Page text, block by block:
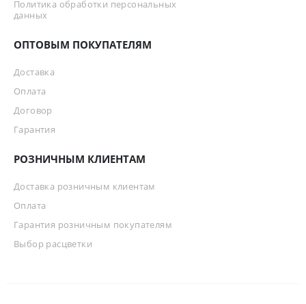
Политика обработки персональных
данных
ОПТОВЫМ ПОКУПАТЕЛЯМ
Доставка
Оплата
Договор
Гарантия
РОЗНИЧНЫМ КЛИЕНТАМ
Доставка розничным клиентам
Оплата
Гарантия розничным покупателям
Выбор расцветки